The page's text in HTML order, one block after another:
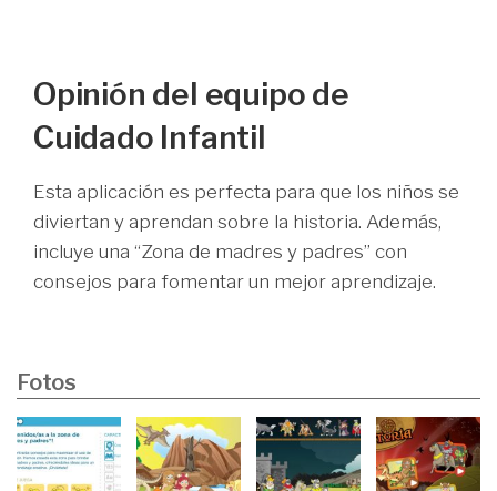
Opinión del equipo de
Cuidado Infantil
Esta aplicación es perfecta para que los niños se
diviertan y aprendan sobre la historia. Además,
incluye una “Zona de madres y padres” con
consejos para fomentar un mejor aprendizaje.
Fotos